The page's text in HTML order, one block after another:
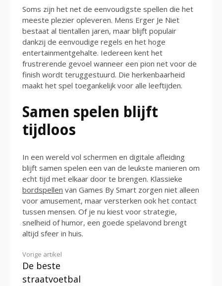
Soms zijn het net de eenvoudigste spellen die het
meeste plezier opleveren. Mens Erger Je Niet
bestaat al tientallen jaren, maar blijft populair
dankzij de eenvoudige regels en het hoge
entertainmentgehalte. Iedereen kent het
frustrerende gevoel wanneer een pion net voor de
finish wordt teruggestuurd. Die herkenbaarheid
maakt het spel toegankelijk voor alle leeftijden.
Samen spelen blijft
tijdloos
In een wereld vol schermen en digitale afleiding
blijft samen spelen een van de leukste manieren om
echt tijd met elkaar door te brengen. Klassieke
bordspellen van Games By Smart zorgen niet alleen
voor amusement, maar versterken ook het contact
tussen mensen. Of je nu kiest voor strategie,
snelheid of humor, een goede spelavond brengt
altijd sfeer in huis.
Verder
lezen
Vorige artikel
De beste
straatvoetbal